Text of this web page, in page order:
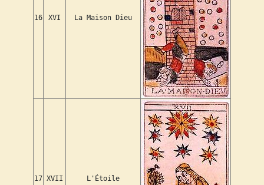
16 XVI La Maison Dieu
17 XVII L'Étoile